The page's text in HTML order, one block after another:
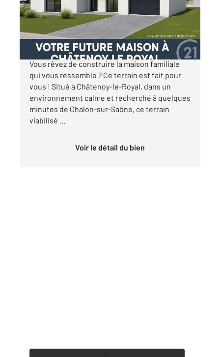
Terrain à vendre
88 000 €
Terrain à bâtir de 803 m² Châtenoy-le-Royal
Vous rêvez de construire la maison familiale
qui vous ressemble ? Ce terrain est fait pour
vous ! Situé à Châtenoy-le-Royal, dans un
environnement calme et recherché à quelques
minutes de Chalon-sur-Saône, ce terrain
viabilisé ...
Voir le détail du bien